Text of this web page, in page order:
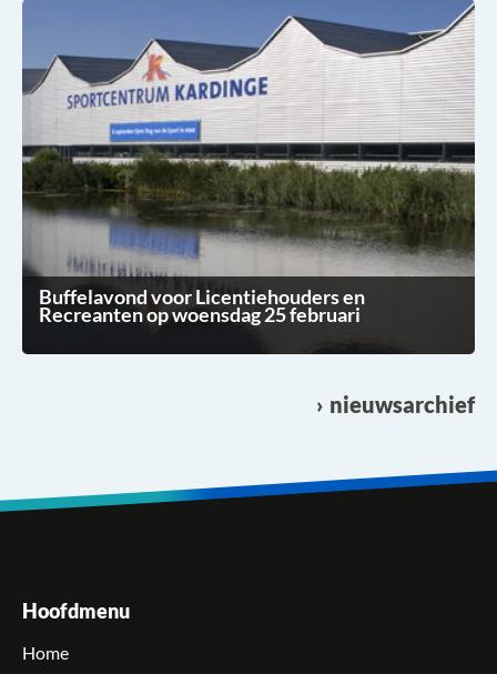
Buffelavond voor Licentiehouders en
Recreanten op woensdag 25 februari
nieuwsarchief
Hoofdmenu
Home